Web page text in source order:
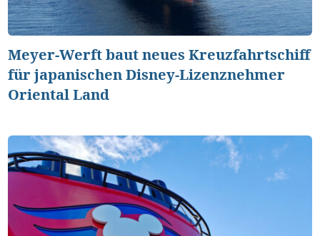
Meyer-Werft baut neues Kreuzfahrtschiff
für japanischen Disney-Lizenznehmer
Oriental Land